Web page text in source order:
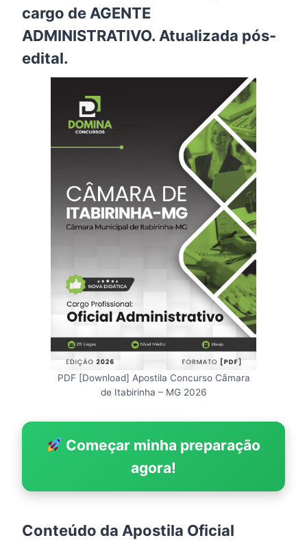
cargo de AGENTE
ADMINISTRATIVO. Atualizada pós-
edital.
PDF [Download] Apostila Concurso Câmara
de Itabirinha – MG 2026
Começar minha preparação
agora!
Conteúdo da Apostila Oficial